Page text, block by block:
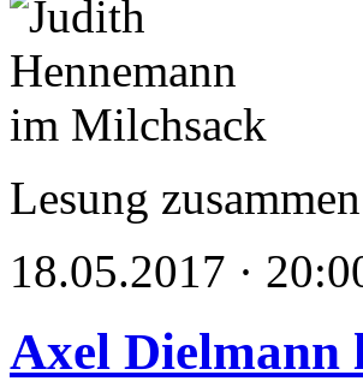
Lesung
18.05.2017 ·
Axel Dielmann